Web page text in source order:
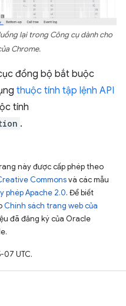
lại trong Công cụ dành cho
Chrome.
đồng bộ bắt buộc
thuộc tính tập lệnh API
tính
.
này được cấp phép theo
Commonsvà các mẫu
phép Apache 2.0. Để biết
Chính sách trang web của
đã đăng ký của Oracle
UTC.